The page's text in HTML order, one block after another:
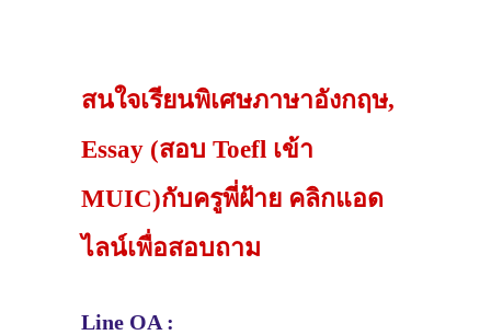
สนใจเรียนพิเศษภาษาอังกฤษ,
Essay (สอบ Toefl เข้า
MUIC)กับครูพี่ฝ้าย คลิกแอด
ไลน์เพื่อสอบถาม
Line OA :